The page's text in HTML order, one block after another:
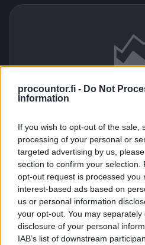
procountor.fi - Do Not
Information
If you wish to opt-out of the sale,
processing of your personal or
targeted advertising by us,
section to confirm your selection.
opt-out request is processed you
interest-based ads based on
us or personal information
your opt-out. You may
disclosure of your personal
IAB’s list of downstream
Reaaliaikainen
tukee
Tilillä